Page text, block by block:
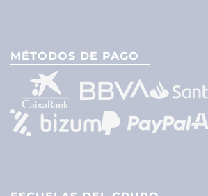
MÉTODOS DE PAGO